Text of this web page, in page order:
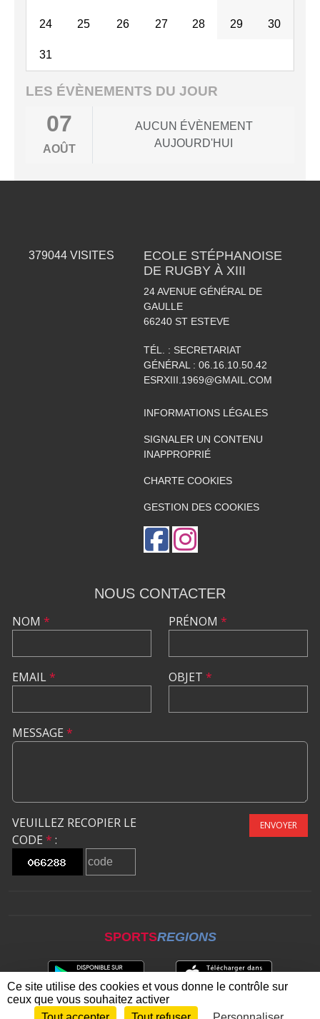
24 25 26 27 28 29 30
31
LES ÉVÈNEMENTS DU JOUR
07
AOÛT
AUCUN ÉVÈNEMENT
AUJOURD'HUI
379044 VISITES
ECOLE STÉPHANOISE
DE RUGBY À XIII
24 AVENUE GÉNÉRAL DE
GAULLE
66240 ST ESTEVE
TÉL. : SECRETARIAT
GÉNÉRAL : 06.16.10.50.42
ESRXIII.1969@GMAIL.COM
INFORMATIONS LÉGALES
SIGNALER UN CONTENU
INAPPROPRIÉ
CHARTE COOKIES
GESTION DES COOKIES
NOUS CONTACTER
NOM *
EMAIL*
PRÉNOM *
OBJET *
MESSAGE *
VEUILLEZ RECOPIER LE
CODE * :
ENVOYER
SPORTSREGIONS
Ce site utilise des cookies et vous donne le contrôle sur
ceux que vous souhaitez activer